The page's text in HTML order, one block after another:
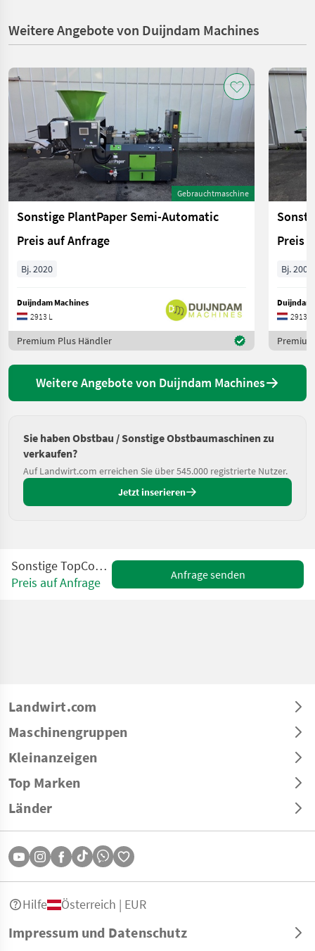
Weitere Angebote von Duijndam Machines
Gebrauchtmaschine
Sonstige PlantPaper Semi-Automatic
Preis auf Anfrage
Bj. 2020
Duijndam Machines
2913 L
Premium Plus Händler
Preis
Bj. 2006
Duijndam
2913 L
Weitere Angebote von Duijndam Machines
Sie haben Obstbau / Sonstige Obstbaumaschinen zu
verkaufen?
Auf Landwirt.com erreichen Sie über 545.000 registrierte Nutzer.
Jetzt inserieren
Sonstige TopControl ST-A 500
Preis auf Anfrage
Anfrage senden
Landwirt.com
Maschinengruppen
Kleinanzeigen
Top Marken
Länder
Impressum und Datenschutz
Hilfe Österreich | EUR